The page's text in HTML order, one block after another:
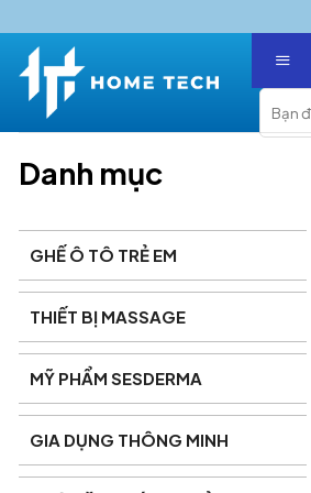
to
content
for:
Danh mục
GHẾ Ô TÔ TRẺ EM
THIẾT BỊ MASSAGE
MỸ PHẨM SESDERMA
GIA DỤNG THÔNG MINH